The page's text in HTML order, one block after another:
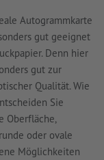
Autogrammkarte
gut geeignet
Denn hier
gut zur
Qualität. Wie
Sie
Oberfläche,
oder ovale
Möglichkeiten